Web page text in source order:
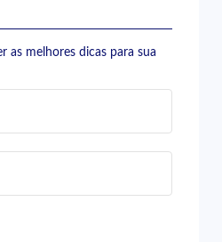
as melhores dicas para sua